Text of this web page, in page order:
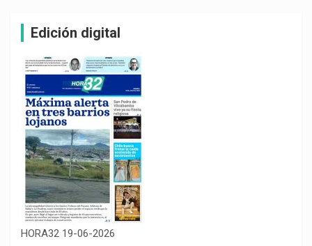
Edición digital
HORA32 19-06-2026